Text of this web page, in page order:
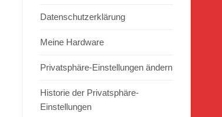
Datenschutzerklärung
Meine Hardware
Privatsphäre-Einstellungen ändern
Historie der Privatsphäre-
Einstellungen